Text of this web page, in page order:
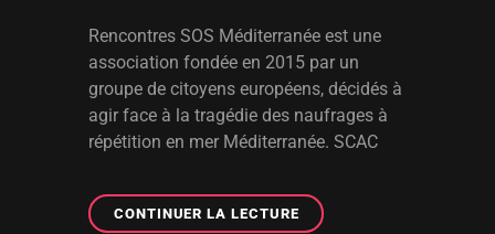
Rencontres SOS Méditerranée est une
association fondée en 2015 par un
groupe de citoyens européens, décidés à
agir face à la tragédie des naufrages à
répétition en mer Méditerranée. SCAC
CONTINUER LA LECTUREMIGRATION